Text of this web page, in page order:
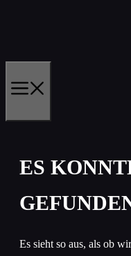
ES
Es sieht so aus, als ob